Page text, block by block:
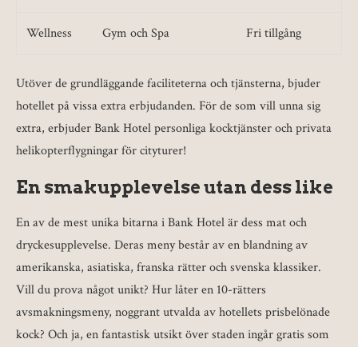
Wellness Gym och Spa Fri tillgång
Utöver de grundläggande faciliteterna och tjänsterna, bjuder
hotellet på vissa extra erbjudanden. För de som vill unna sig
extra, erbjuder Bank Hotel personliga kocktjänster och privata
helikopterflygningar för cityturer!
En smakupplevelse utan dess like
En av de mest unika bitarna i Bank Hotel är dess mat och
dryckesupplevelse. Deras meny består av en blandning av
amerikanska, asiatiska, franska rätter och svenska klassiker.
Vill du prova något unikt? Hur låter en 10-rätters
avsmakningsmeny, noggrant utvalda av hotellets prisbelönade
kock? Och ja, en fantastisk utsikt över staden ingår gratis som